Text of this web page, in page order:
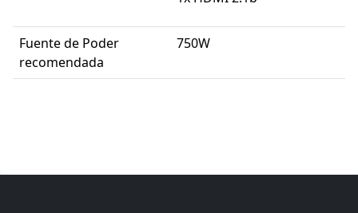
Fuente de Poder
recomendada
750W